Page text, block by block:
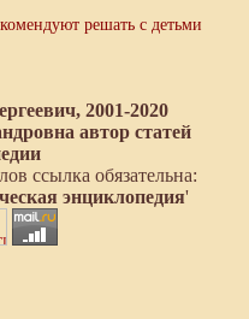
решать с детьми
2001-2020
автор статей
ссылка обязательна:
энциклопедия'